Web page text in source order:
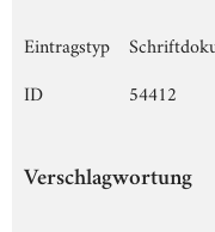
Eintragstyp
ID
54412
Verschlagwortung